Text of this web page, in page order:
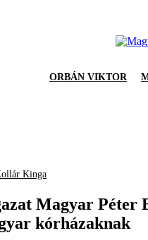
ORBÁN VIKTOR
Kinga
Magyar Péter
kórházaknak